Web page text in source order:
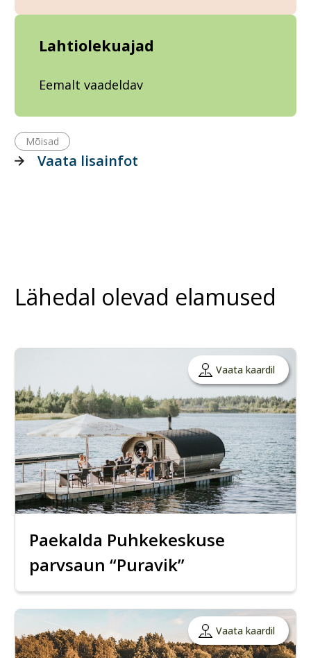
Lahtiolekuajad
Eemalt vaadeldav
Mõisad
Vaata lisainfot
Lähedal olevad elamused
Vaata kaardil
Paekalda Puhkekeskuse
parvsaun “Puravik”
Vaata kaardil